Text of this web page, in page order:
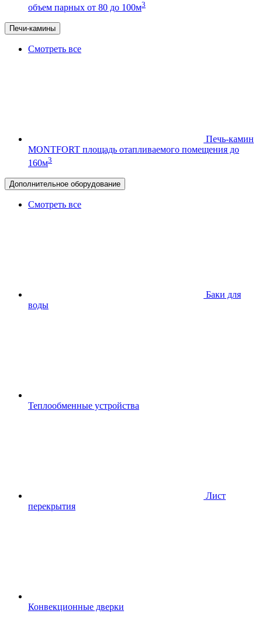
объем парных от 80 до 100м3
Печи-камины
Смотреть все
Печь-камин
MONTFORT площадь отапливаемого помещения до
160м3
Дополнительное оборудование
Смотреть все
Баки для
воды
Теплообменные устройства
Лист
перекрытия
Конвекционные дверки